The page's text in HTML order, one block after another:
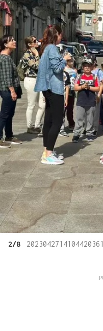
2/8 2023042714104420361